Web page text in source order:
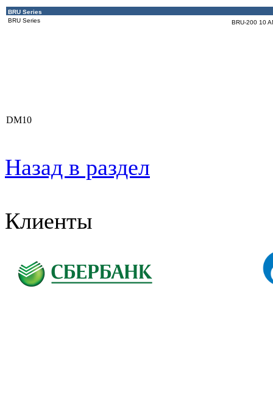
BRU Series
BRU Series
BRU-200 10
DM10
Назад в раздел
Клиенты